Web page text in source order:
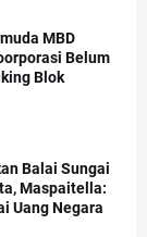
MBD
Belum
Blok
Balai Sungai
Maspaitella:
Uang Negara